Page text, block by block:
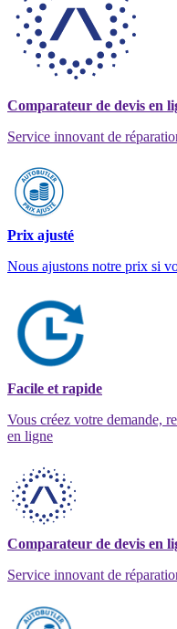
Comparateur de devis en
Service innovant de
Prix ajusté
Nous ajustons notre prix si
Facile et rapide
Vous créez votre demande,
en ligne
Comparateur de devis en
Service innovant de